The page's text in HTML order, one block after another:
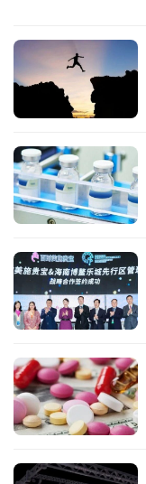
首
页
资
讯
频
专
区
彩
活
动
B